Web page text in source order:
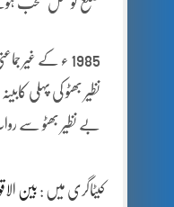
نظیر بھٹو کی پہلی
بے نظیر بھٹو سے
کیٹاگری میں : بین